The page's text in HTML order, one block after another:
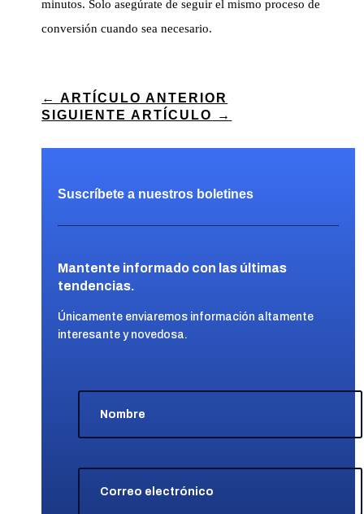
minutos. Solo asegúrate de seguir el mismo proceso de
conversión cuando sea necesario.
←ARTÍCULO ANTERIOR
SIGUIENTE ARTÍCULO
→
Suscríbete a nuestros boletines
Mantente informado con las últimas
tendencias.
Únicamente enviaremos información altamente
interesante y novedosa.